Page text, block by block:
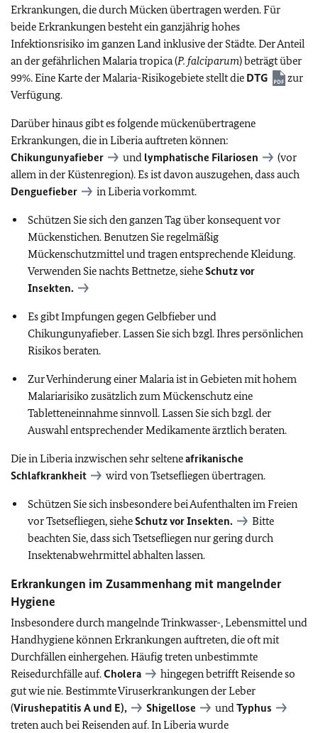
Erkrankungen, die durch Mücken übertragen werden. Für
beide Erkrankungen besteht ein ganzjährig hohes
Infektionsrisiko im ganzen Land inklusive der Städte. Der Anteil
an der gefährlichen Malaria tropica (P. falciparum) beträgt über
99%. Eine Karte der Malaria-Risikogebiete stellt die DTG
zur
Verfügung.
Darüber hinaus gibt es folgende mückenübertragene
Erkrankungen, die in Liberia auftreten können:
Chikungunyafieber
und lymphatische Filariosen
(vor
allem in der Küstenregion). Es ist davon auszugehen, dass auch
Denguefieber
in Liberia vorkommt.
Schützen Sie sich den ganzen Tag über konsequent vor
Mückenstichen. Benutzen Sie regelmäßig
Mückenschutzmittel und tragen entsprechende Kleidung.
Verwenden Sie nachts Bettnetze, sieheSchutz vor
Insekten.
Es gibt Impfungen gegen Gelbfieber und
Chikungunyafieber. Lassen Sie sich bzgl. Ihres persönlichen
Risikos beraten.
Zur Verhinderung einer Malaria ist in Gebieten mit hohem
Malariarisiko zusätzlich zum Mückenschutz eine
Tabletteneinnahme sinnvoll. Lassen Sie sich bzgl. der
Auswahl entsprechender Medikamente ärztlich beraten.
Die in Liberia inzwischen sehr selteneafrikanische
Schlafkrankheit
wird von Tsetsefliegen übertragen.
Schützen Sie sich insbesondere bei Aufenthalten im Freien
vor Tsetsefliegen, sieheSchutz vor Insekten.
Bitte
beachten Sie, dass sich Tsetsefliegen nur gering durch
Insektenabwehrmittel abhalten lassen.
Erkrankungen im Zusammenhang mit mangelnder
Hygiene
Insbesondere durch mangelnde Trinkwasser-, Lebensmittel und
Handhygiene können Erkrankungen auftreten, die oft mit
Durchfällen einhergehen. Häufig treten unbestimmte
Reisedurchfälle auf.Cholera
hingegen betrifft Reisende so
gut wie nie. Bestimmte Viruserkrankungen der Leber
(Virushepatitis A und E), Shigellose undTyphus
treten auch bei Reisenden auf. In Liberia wurde